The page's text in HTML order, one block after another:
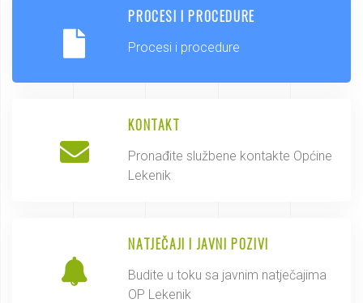
PROCESI I PROCEDURE
Procesi i procedure
KONTAKT
Pronađite službene kontakte Općine
Lekenik
NATJEČAJI I JAVNI POZIVI
Budite u toku sa javnim natječajima
OP Lekenik